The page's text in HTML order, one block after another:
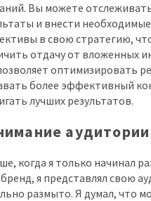
Вы можете
и внести необходимые
в свою стратегию,
отдачу от вложенных
оптимизировать
более эффективный
лучших результатов.
аудитории
когда я только начинал
я представлял свою
размыто. Я думал, что